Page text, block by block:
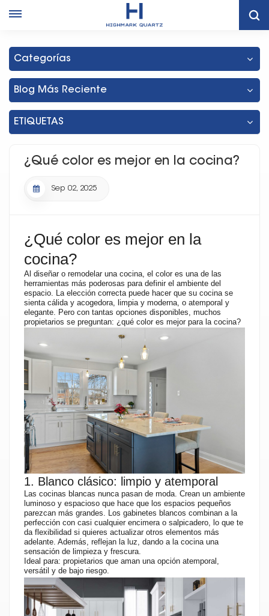
¿Qué Color Es Mejor En La Cocina?
Categorías
Blog Más Reciente
ETIQUETAS
¿Qué color es mejor en la cocina?
Sep 02, 2025
¿Qué color es mejor en la
cocina?
Al diseñar o remodelar una cocina, el color es una de las
herramientas más poderosas para definir el ambiente del
espacio. La elección correcta puede hacer que su cocina se
sienta cálida y acogedora, limpia y moderna, o atemporal y
elegante. Pero con tantas opciones disponibles, muchos
propietarios se preguntan: ¿qué color es mejor para la cocina?
1. Blanco clásico: limpio y atemporal
Las cocinas blancas nunca pasan de moda. Crean un ambiente
luminoso y espacioso que hace que los espacios pequeños
parezcan más grandes. Los gabinetes blancos combinan a la
perfección con casi cualquier encimera o salpicadero, lo que te
da flexibilidad si quieres actualizar otros elementos más
adelante. Además, reflejan la luz, dando a la cocina una
sensación de limpieza y frescura.
Ideal para: propietarios que aman una opción atemporal,
versátil y de bajo riesgo.